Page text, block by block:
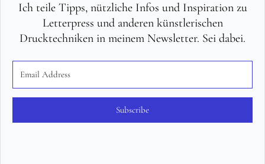
Ich teile Tipps, nützliche Infos und Inspiration zu
Letterpress und anderen künstlerischen
Drucktechniken in meinem Newsletter. Sei dabei.
Subscribe